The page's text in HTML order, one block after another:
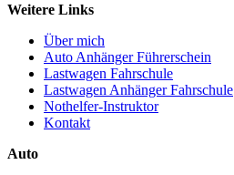
Weitere Links
Über mich
Auto Anhänger Führerschein
Lastwagen Fahrschule
Lastwagen Anhänger Fahrschule
Nothelfer-Instruktor
Kontakt
Auto